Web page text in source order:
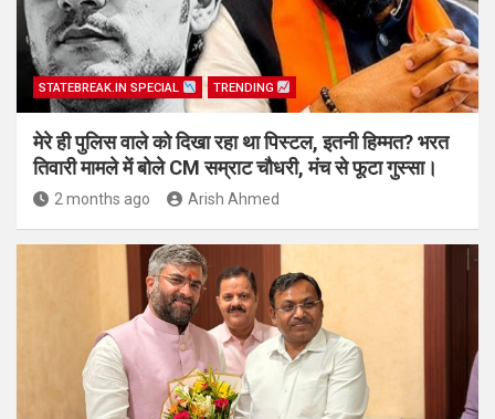
STATEBREAK.IN SPECIAL TRENDING
मेरे ही पुलिस वाले को दिखा रहा था पिस्टल, इतनी हिम्मत? भरत
तिवारी मामले में बोले CM सम्राट चौधरी, मंच से फूटा गुस्सा।
2 months ago Arish Ahmed